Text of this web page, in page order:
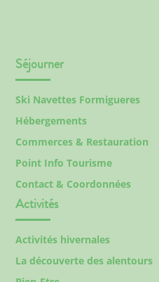
Séjourner
Ski Navettes Formigueres
Hébergements
Commerces & Restauration
Point Info Tourisme
Contact & Coordonnées
Activités
Activités hivernales
La découverte des alentours